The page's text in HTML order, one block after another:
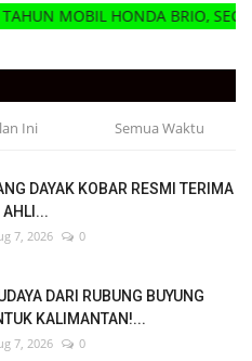
MOBIL HONDA BRIO, SEGERA
Ini Semua Waktu
DAYAK KOBAR RESMI TERIMA
AHLI...
7, 2026 0
DARI RUBUNG BUYUNG
KALIMANTAN!...
7, 2026 0